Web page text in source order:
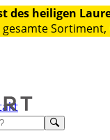
des heiligen
Sortiment,